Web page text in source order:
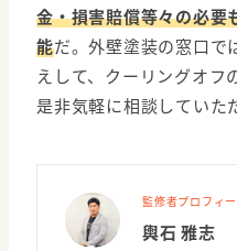
金・損害賠償等々の必要
能だ。外壁塗装の窓口で
えして、クーリングオフ
是非気軽に相談していた
監修者プロフィ
輿石 雅志